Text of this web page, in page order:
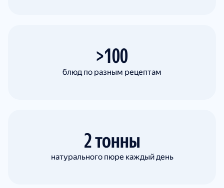
>100
блюд по разным рецептам
2 тонны
натурального пюре каждый день